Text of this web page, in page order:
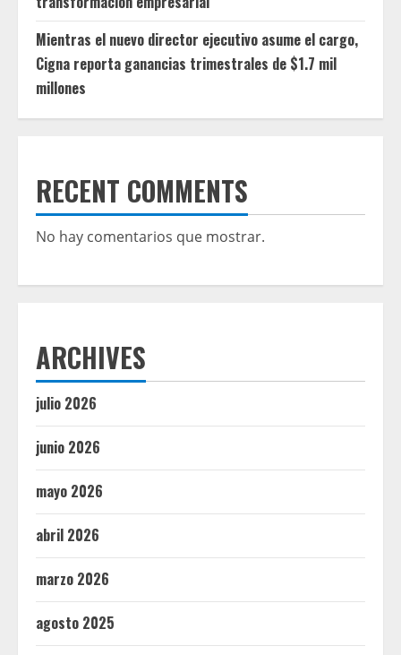
Mientras el nuevo director ejecutivo asume el cargo,
Cigna reporta ganancias trimestrales de $1.7 mil
millones
RECENT COMMENTS
No hay comentarios que mostrar.
ARCHIVES
julio 2026
junio 2026
mayo 2026
abril 2026
marzo 2026
agosto 2025